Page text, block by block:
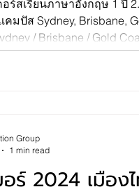
ร์สเรียนภาษาอังกฤษ 1 ปี
คมปัส Sydney, Brisbane,
/ Brisbane / Gold
แคมปัส Sydney /
Tuned 3. สถาบัน IESC , แ
อ
อร์ 2024 เมือง
Group
1 min read